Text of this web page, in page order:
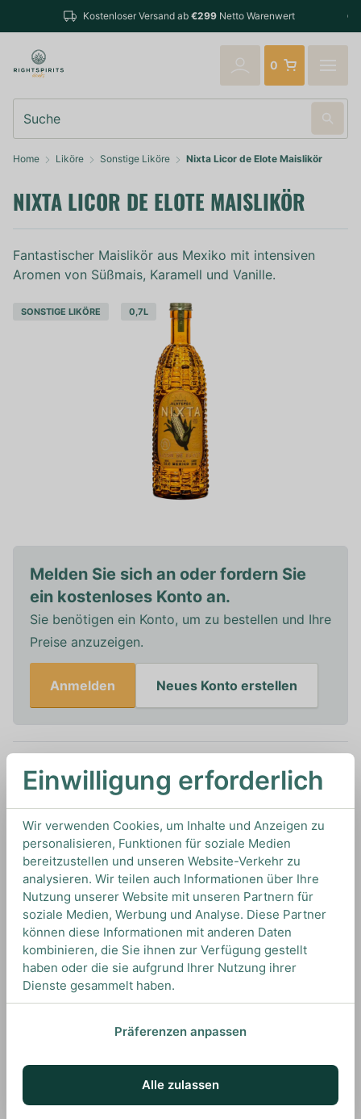
Versand ab€299Netto Warenwert
verschickt
0
Home Liköre Sonstige Liköre Nixta Licor de Elote Maislikör
NIXTA LICOR DE ELOTE MAISLIKÖR
Fantastischer Maislikör aus Mexiko mit intensiven
Aromen von Süßmais, Karamell und Vanille.
SONSTIGE LIKÖRE 0,7L
Melden Sie sich an oder fordern Sie
ein kostenloses Konto an.
Sie benötigen ein Konto, um zu bestellen und Ihre
Preise anzuzeigen.
Anmelden Neues Konto erstellen
In den Warenkorb
0,7L 30%
Artikelnummer: 18567
Sonstige Liköre vonNixtaausMexiko
TIPS & TRICKS
HOW TO DRINK
Wir empfehlen diesen Likör on the rocks zu
Eigenkreationen.
Einwilligung erforderlich
Wir verwenden Cookies, um Inhalte und Anzeigen zu
personalisieren, Funktionen für soziale Medien
bereitzustellen und unseren Website-Verkehr zu
analysieren. Wir teilen auch Informationen über Ihre
Nutzung unserer Website mit unseren Partnern für
soziale Medien, Werbung und Analyse. Diese Partner
können diese Informationen mit anderen Daten
kombinieren, die Sie ihnen zur Verfügung gestellt
haben oder die sie aufgrund Ihrer Nutzung ihrer
Dienste gesammelt haben.
Präferenzen anpassen
Alle zulassen